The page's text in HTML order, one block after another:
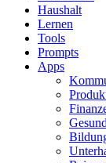
Haushalt
Lernen
Tools
Prompts
Apps